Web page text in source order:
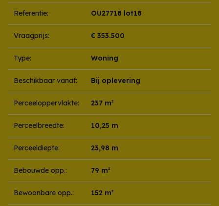
Referentie: OU27718 lot18
Vraagprijs: € 353.500
Type: Woning
Beschikbaar vanaf: Bij oplevering
Perceeloppervlakte: 237 m²
Perceelbreedte: 10,25 m
Perceeldiepte: 23,98 m
Bebouwde opp.: 79 m²
Bewoonbare opp.: 152 m²